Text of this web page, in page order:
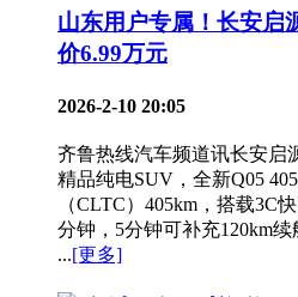
山东用户专属！长安启
价6.99万元
2026-2-10 20:05
齐鲁热线汽车频道讯长安启
精品纯电SUV，全新Q05
（CLTC）405km，搭载3C
分钟，5分钟可补充120km
...[更多]